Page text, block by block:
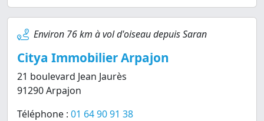
Environ 76 km à vol d'oiseau depuis Saran
Citya Immobilier Arpajon
21 boulevard Jean Jaurès
91290 Arpajon
Téléphone : 01 64 90 91 38